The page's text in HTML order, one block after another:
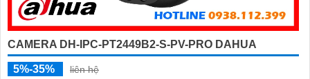
CAMERA DH-IPC-PT2449B2-S-PV-PRO DAHUA
5%-35%
liên hệ